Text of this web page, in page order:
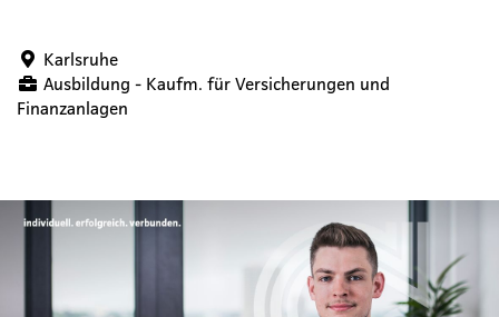
Karlsruhe
Ausbildung - Kaufm. für Versicherungen und
Finanzanlagen